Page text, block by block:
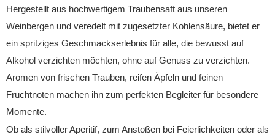
Hergestellt aus hochwertigem Traubensaft aus unseren
Weinbergen und veredelt mit zugesetzter Kohlensäure, bietet er
ein spritziges Geschmackserlebnis für alle, die bewusst auf
Alkohol verzichten möchten, ohne auf Genuss zu verzichten.
Aromen von frischen Trauben, reifen Äpfeln und feinen
Fruchtnoten machen ihn zum perfekten Begleiter für besondere
Momente.
Ob als stilvoller Aperitif, zum Anstoßen bei Feierlichkeiten oder als